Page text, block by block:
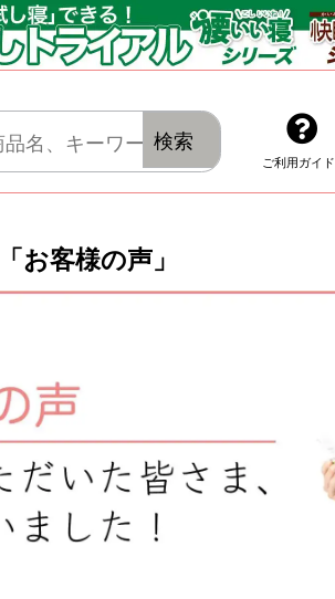
お客様の声」
布・セット布団の販売
ご利用ガイド
検索